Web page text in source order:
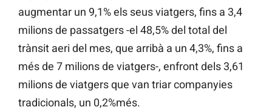
augmentar un 9,1% els seus viatgers, fins a 3,4
milions de passatgers -el 48,5% del total del
trànsit aeri del mes, que arribà a un 4,3%, fins a
més de 7 milions de viatgers-, enfront dels 3,61
milions de viatgers que van triar companyies
tradicionals, un 0,2%més.